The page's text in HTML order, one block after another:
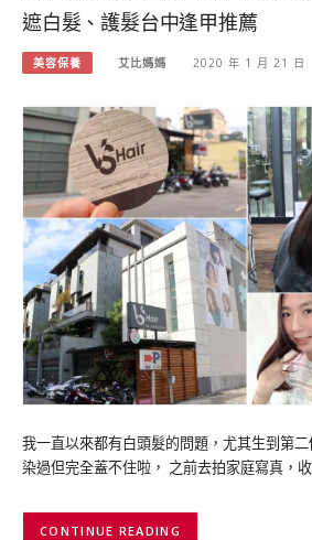
遮白髮、護髮台中逢甲推薦
美容保養 艾比媽媽 2020 年 1 月 21 日
我一直以來都有白頭髮的問題，尤其生到第
染過但完全蓋不住啦， 之前去拍家庭寫真，
CONTINUE READING